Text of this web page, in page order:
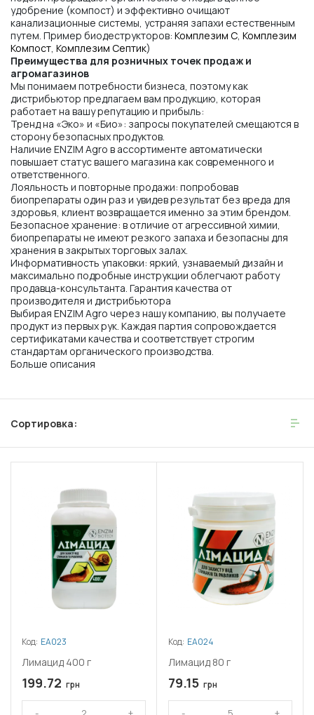
удобрение (компост) и эффективно очищают
канализационные системы, устраняя запахи естественным
путем. Пример биодеструкторов: Комплезим С, Комплезим
Компост, Комплезим Септик)
Преимущества для розничных точек продаж и
агромагазинов
Мы понимаем потребности бизнеса, поэтому как
дистрибьютор предлагаем вам продукцию, которая
работает на вашу репутацию и прибыль:
Тренд на «Эко» и «Био»: запросы покупателей смещаются в
сторону безопасных продуктов.
Наличие ENZIM Agro в ассортименте автоматически
повышает статус вашего магазина как современного и
ответственного.
Лояльность и повторные продажи: попробовав
биопрепараты один раз и увидев результат без вреда для
здоровья, клиент возвращается именно за этим брендом.
Безопасное хранение: в отличие от агрессивной химии,
биопрепараты не имеют резкого запаха и безопасны для
хранения в закрытых торговых залах.
Информативность упаковки: яркий, узнаваемый дизайн и
максимально подробные инструкции облегчают работу
продавца-консультанта. Гарантия качества от
производителя и дистрибьютора
Выбирая ENZIM Agro через нашу компанию, вы получаете
продукт из первых рук. Каждая партия сопровождается
сертификатами качества и соответствует строгим
стандартам органического производства.
Больше описания
Сортировка:
Код: ЕА023
Лимацид 400 г
199.72 грн
Код: ЕА024
Лимацид 80 г
79.15 грн